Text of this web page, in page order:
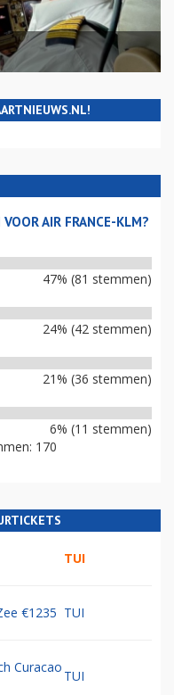
AIR FRANCE-KLM?
47% (81 stemmen)
24% (42 stemmen)
21% (36 stemmen)
6% (11 stemmen)
170
TUI
€1235 TUI
Curacao
TUI